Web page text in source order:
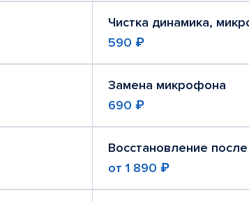
Чистка динамика,
590 ₽
Замена микрофона
690 ₽
Восстановление
от 1 890 ₽